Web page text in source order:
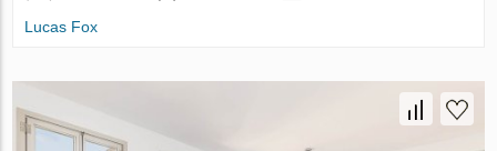
Lucas Fox